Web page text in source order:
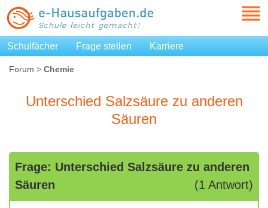
Schulfächer Frage stellen Karriere
Forum > Chemie
Unterschied Salzsäure zu anderen
Säuren
Frage: Unterschied Salzsäure zu anderen
Säuren
(1 Antwort)